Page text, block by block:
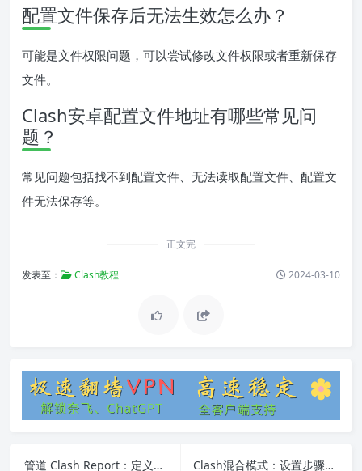
配置文件保存后无法生效怎么办？
可能是文件权限问题，可以尝试修改文件权限或者重新保存
文件。
Clash安卓配置文件地址有哪些常见问
题？
常见问题包括找不到配置文件、无法读取配置文件、配置文
件无法保存等。
正文完
发表至： Clash教程 2024-03-10
管道 Clash Report：定义、使用方法及常见问题 Clash混合模式：设置步骤与常见问题解决